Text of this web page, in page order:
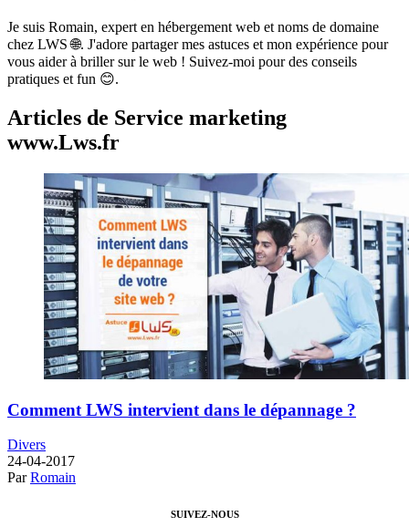
Je suis Romain, expert en hébergement web et noms de domaine
chez LWS 🌐. J'adore partager mes astuces et mon expérience pour
vous aider à briller sur le web ! Suivez-moi pour des conseils
pratiques et fun 😊.
Articles de Service marketing
www.Lws.fr
Comment LWS intervient dans le dépannage ?
Divers
24-04-2017
ParRomain
SUIVEZ-NOUS